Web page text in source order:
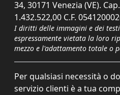
34, 30171 Venezia (VE).
1.432.522,00 C.F.
I diritti delle immagini e dei
espressamente vietata la loro
mezzo e l'adattamento totale o
Per qualsiasi necessità o
servizio clienti è a tua